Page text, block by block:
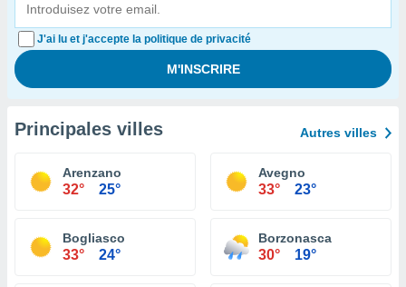
J'ai lu et j'accepte la politique de privacité
Principales villes Autres villes
Arenzano
32° 25°
Avegno
33° 23°
Bogliasco
33° 24°
Borzonasca
30° 19°